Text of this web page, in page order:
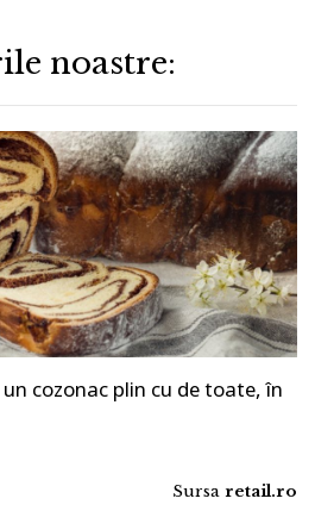
noastre:
cozonac plin cu de toate, în
Sursa retail.ro